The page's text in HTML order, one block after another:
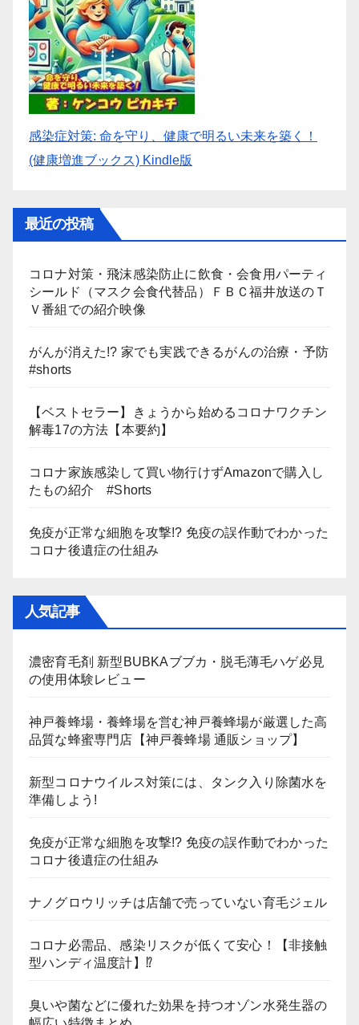
感染症対策: 命を守り、健康で明るい未来を築く！
(健康増進ブックス) Kindle版
最近の投稿
コロナ対策・飛沫感染防止に飲食・会食用パーティ
シールド（マスク会食代替品）ＦＢＣ福井放送のＴ
Ｖ番組での紹介映像
がんが消えた!? 家でも実践できるがんの治療・予防
#shorts
【ベストセラー】きょうから始めるコロナワクチン
解毒17の方法【本要約】
コロナ家族感染して買い物行けずAmazonで購入し
たもの紹介 #Shorts
免疫が正常な細胞を攻撃!? 免疫の誤作動でわかった
コロナ後遺症の仕組み
人気記事
濃密育毛剤 新型BUBKAブブカ・脱毛薄毛ハゲ必見
の使用体験レビュー
神戸養蜂場・養蜂場を営む神戸養蜂場が厳選した高
品質な蜂蜜専門店【神戸養蜂場 通販ショップ】
新型コロナウイルス対策には、タンク入り除菌水を
準備しよう!
免疫が正常な細胞を攻撃!? 免疫の誤作動でわかった
コロナ後遺症の仕組み
ナノグロウリッチは店舗で売っていない育毛ジェル
コロナ必需品、感染リスクが低くて安心！【非接触
型ハンディ温度計】⁉
臭いや菌などに優れた効果を持つオゾン水発生器の